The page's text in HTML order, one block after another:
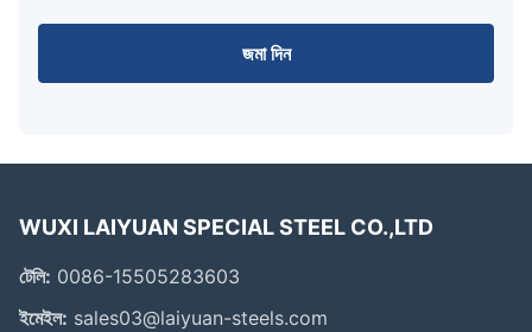
জমা দিন
WUXI LAIYUAN SPECIAL STEEL CO.,LTD
টেলি: 0086-15505283603
ইমেইল: sales03@laiyuan-steels.com